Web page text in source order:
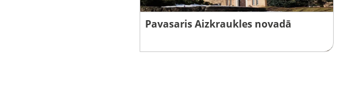
Pavasaris Aizkraukles novadā